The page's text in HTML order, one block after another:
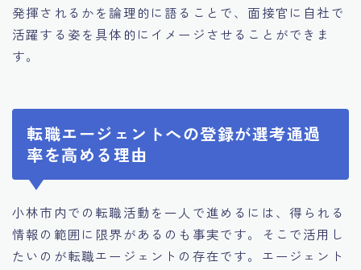
発揮されるかを論理的に語ることで、面接官に自社で
活躍する姿を具体的にイメージさせることができま
す。
転職エージェントへの登録が選考通過
率を高める理由
小林市内での転職活動を一人で進めるには、得られる
情報の範囲に限界があるのも事実です。そこで活用し
たいのが転職エージェントの存在です。エージェント